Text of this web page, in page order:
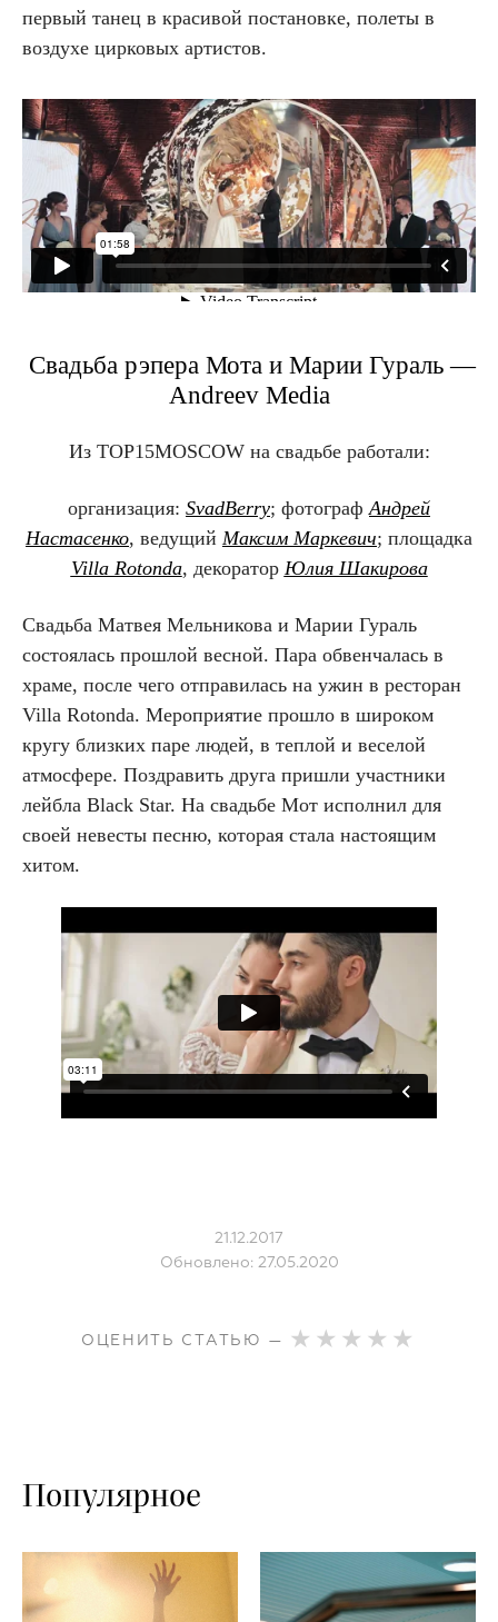
первый танец в красивой постановке, полеты в
воздухе цирковых артистов.
Свадьба рэпера Мота и Марии Гураль —
Andreev Media
Из TOP15MOSCOW на свадьбеработали:
организация: SvadBerry; фотографАндрей
Настасенко, ведущий Максим Маркевич; площадка
Villa Rotonda, декоратор Юлия Шакирова
Свадьба Матвея Мельникова и Марии Гураль
состоялась прошлой весной. Пара обвенчалась в
храме, после чего отправилась на ужин в ресторан
Villa Rotonda. Мероприятие прошло в широком
кругу близких паре людей, в теплой и веселой
атмосфере. Поздравить друга пришли участники
лейбла Black Star. На свадьбе Мот исполнил для
своей невесты песню, которая стала настоящим
хитом.
21.12.2017
Обновлено: 27.05.2020
ОЦЕНИТЬ СТАТЬЮ —
Популярное